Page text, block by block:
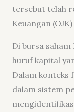
tersebut telah
Keuangan
Di bursa
huruf kapital
Dalam konteks
dalam sistem